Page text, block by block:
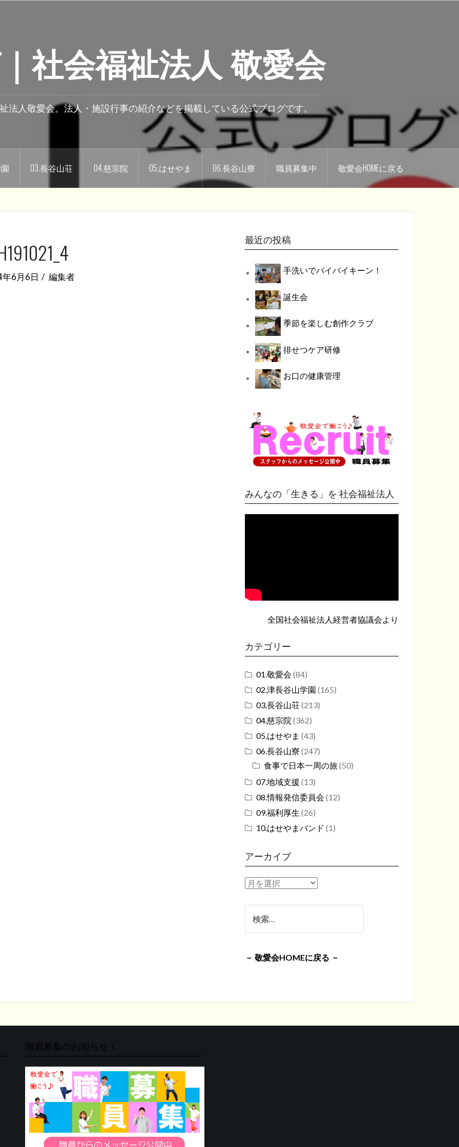
社会福祉法人 敬愛会
法人敬愛会。法人・施設行事の紹介などを掲載している公式ブログです。
03.長谷山荘 04.慈宗院 05.はせやま 06.長谷山寮 職員募集中 敬愛会HOMEに戻る
6月6日 編集者
最近の投稿
手洗いでバイバイキーン！
誕生会
季節を楽しむ創作クラブ
排せつケア研修
お口の健康管理
みんなの「生きる」を 社会福祉法人
全国社会福祉法人経営者協議会より
カテゴリー
01.敬愛会 (84)
02.津長谷山学園 (165)
03.長谷山荘(213)
04.慈宗院 (362)
05.はせやま (43)
06.長谷山寮 (247)
食事で日本一周の旅 (50)
07.地域支援 (13)
08.情報発信委員会 (12)
09.福利厚生 (26)
10.はせやまバンド (1)
アーカイブ
ア
カ
ブ
索:
－ 敬愛会HOMEに戻る －
職員募集のお知らせ！